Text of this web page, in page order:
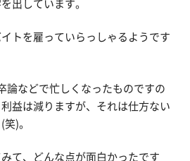
出しています。
トを雇っていらっしゃるようです
などで忙しくなったものですの
益は減りますが、それは仕方ない
)。
て、どんな点が面白かったです